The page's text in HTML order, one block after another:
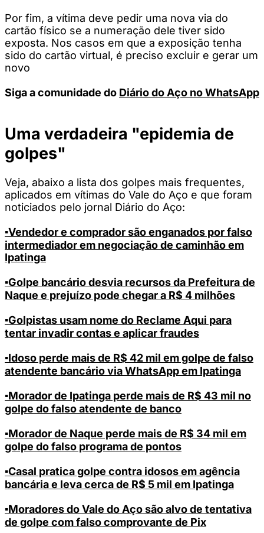
Por fim, a vítima deve pedir uma nova via do
cartão físico se a numeração dele tiver sido
exposta. Nos casos em que a exposição tenha
sido do cartão virtual, é preciso excluir e gerar um
novo
Siga a comunidade do Diário do Aço no WhatsApp
Uma verdadeira "epidemia de
golpes"
Veja, abaixo a lista dos golpes mais frequentes,
aplicados em vítimas do Vale do Aço e que foram
noticiados pelo jornal Diário do Aço:
▪️Vendedor e comprador são enganados por falso
intermediador em negociação de caminhão em
Ipatinga
▪️Golpe bancário desvia recursos da Prefeitura de
Naque e prejuízo pode chegar a R$ 4 milhões
▪️Golpistas usam nome do Reclame Aqui para
tentar invadir contas e aplicar fraudes
▪️Idoso perde mais de R$ 42 mil em golpe de falso
atendente bancário via WhatsApp em Ipatinga
▪️Morador de Ipatinga perde mais de R$ 43 mil no
golpe do falso atendente de banco
▪️Morador de Naque perde mais de R$ 34 mil em
golpe do falso programa de pontos
▪️Casal pratica golpe contra idosos em agência
bancária e leva cerca de R$ 5 mil em Ipatinga
▪️Moradores do Vale do Aço são alvo de tentativa
de golpe com falso comprovante de Pix